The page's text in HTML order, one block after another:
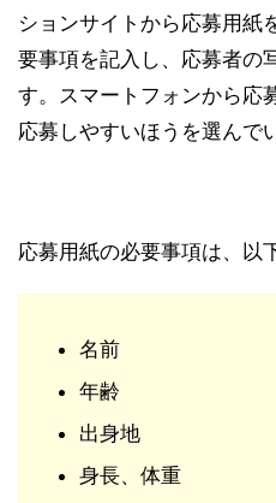
ションサイトから応募用紙
要事項を記入し、応募者の
す。スマートフォンから応
応募しやすいほうを選んで
応募用紙の必要事項は、以
名前
年齢
出身地
身長、体重